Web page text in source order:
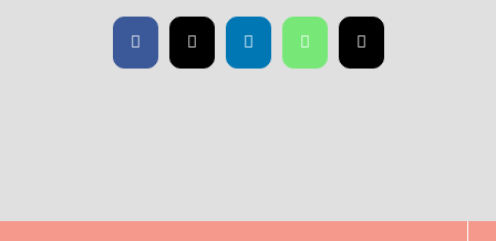
Facebook
X LinkedInWhatsApp
E-
mail